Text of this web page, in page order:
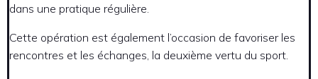
dans une pratique régulière.
Cette opération est également l’occasion de favoriser les
rencontres et les échanges, la deuxième vertu du sport.